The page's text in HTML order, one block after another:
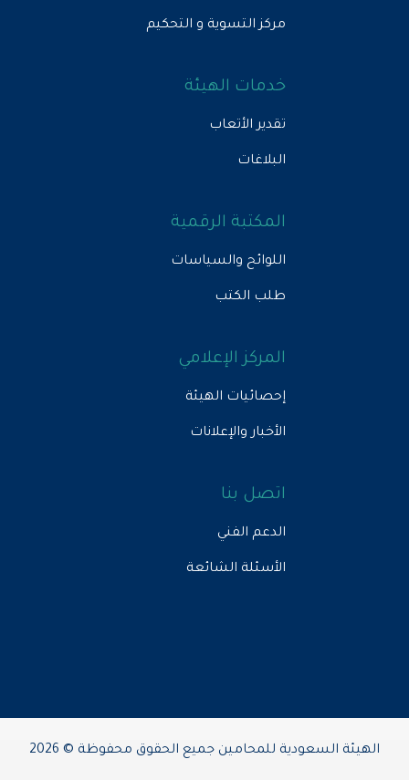
مركز التسوية و التحكيم
خدمات الهيئة
تقدير الأتعاب
البلاغات
المكتبة الرقمية
اللوائح والسياسات
طلب الكتب
المركز الإعلامي
إحصائيات الهيئة
الأخبار والإعلانات
اتصل بنا
الدعم الفني
الأسئلة الشائعة
الهيئة السعودية للمحامين جميع الحقوق محفوظة © 2026